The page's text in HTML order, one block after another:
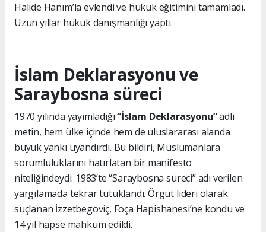
Halide Hanım’la evlendi ve hukuk eğitimini tamamladı.
Uzun yıllar hukuk danışmanlığı yaptı.
İslam Deklarasyonu ve
Saraybosna süreci
1970 yılında yayımladığı“İslam Deklarasyonu”adlı
metin, hem ülke içinde hem de uluslararası alanda
büyük yankı uyandırdı. Bu bildiri, Müslümanlara
sorumluluklarını hatırlatan bir manifesto
niteliğindeydi. 1983’te “Saraybosna süreci” adı verilen
yargılamada tekrar tutuklandı. Örgüt lideri olarak
suçlanan İzzetbegoviç, Foça Hapishanesi’ne kondu ve
14 yıl hapse mahkum edildi.